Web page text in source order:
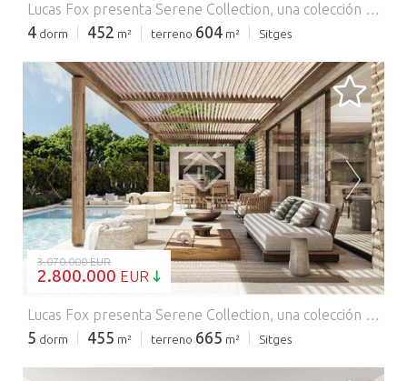
Lucas Fox presenta Serene Collection, una colección única de cinco villas independientes situadas en La Plana, una de las zonas residenciales más codiciadas de Sitges. Esta villa goza de un diseño exclusivo, abundante luz natural y privacidad, además de ofrecer contacto directo con el entorno mediterráneo. Villa Llúcia se beneficia de contar con jardines privados que incluyen piscina y zona chill-out, amplios porches con barbacoa exterior y espacios interiores abiertos y acogedores. La arquitectura apuesta por una distribución funcional, que separa claramente las zonas de día y de noche para mayor privacidad. Villa Llúcia ofrece 452 m² construidos y 110 m² de terraza cubierta. Se distribuye en tres plantas. La planta principal alberga la zona de día de planta abierta con espacios amplios y luminosos y con salida directa al jardín privado, la piscina y la zona chill-out. Además, incluye un dormitorio con baño privado. La planta superior alberga la zona de noche, con tres dormitorios y dos baños. Además, la planta sótano ofrece un garaje y un gran espacio polivalente que puede destinarse a gimnasio, zona de spa con jacuzzi y sauna, estudio o cualquier otro uso deseado. Cabe destacar que la promoción Serene Collection ofrece la oportunidad de personalizar todo el diseño: desde la distribución interior hasta los acabados, materiales y colores. Así, cada vivienda se adaptaría al estilo de vida, gustos y necesidades de sus futuros propietarios. De partida, se ofrece un diseño moderno con materiales naturales, como la piedra y la madera, con tonos neutros y revestimientos minerales, que aportan calidez a los espacios interiores. Póngase en contacto con Lucas Fox para obtener más información o concertar una visita privada. Comercializado por Dils Lucas Fox (Lucas Trading, S.L. con CIF B64125438), actuando como intermediario inmobiliario. La información facilitada es meramente informativa, basada en datos proporcionados por la propiedad, y puede estar sujeta a modificaciones. No constituye oferta contractual.
4 dorm 452 m² terreno 604 m² Sitges
CARGANDO...
3.070.000 EUR
2.800.000 EUR
Lucas Fox presenta Serene Collection, una colección única de cinco villas independientes situadas en La Plana, una de las zonas residenciales más codiciadas de Sitges. Esta villa goza de un diseño exclusivo, abundante luz natural y privacidad, además de ofrecer contacto directo con el entorno mediterráneo. Villa Claror dispone de 455 m² construidos con cinco dormitorios y cinco baños, que se complementan con una terraza cubierta de 79 m². En el exterior, se ofrecen jardines privados con vegetación autóctona que adorna la vivienda, piscina, zona chill-out y amplios porches con barbacoa exterior. En el interior, se ofrecen espacios diáfanos y acogedores. La arquitectura apuesta por una distribución funcional en tres plantas, que separa claramente las zonas de día y de noche para mayor privacidad. En el sótano, se encuentra el garaje y una sala polivalente con posibilidad de convertirse en gimnasio, spa o zona de ocio. La planta principal ofrece una zona abierta que incluye el salón-comedor y la cocina y que ofrece salida al jardín privado, la piscina y la zona chill-out. Este espacio se beneficia de abundante luz natural. La planta superior está reservada para la zona de noche, para ofrecer mayor privacidad. Cabe destacar que la promoción Serene Collection ofrece la oportunidad de personalizar todo el diseño: desde la distribución interior hasta los acabados, materiales y colores. Así, cada vivienda se adaptaría al estilo de vida, gustos y necesidades de sus futuros propietarios. De partida, se ofrece un diseño moderno con materiales naturales, como la piedra y la madera, con tonos neutros y revestimientos minerales, que aportan calidez a los espacios interiores. Póngase en contacto con Lucas Fox para obtener más información o concertar una visita privada. Comercializado por Dils Lucas Fox (Lucas Trading, S.L. con CIF B64125438), actuando como intermediario inmobiliario. La información facilitada es meramente informativa, basada en datos proporcionados por la propiedad, y puede estar sujeta a modificaciones. No constituye oferta contractual.
5 dorm 455 m² terreno 665 m² Sitges